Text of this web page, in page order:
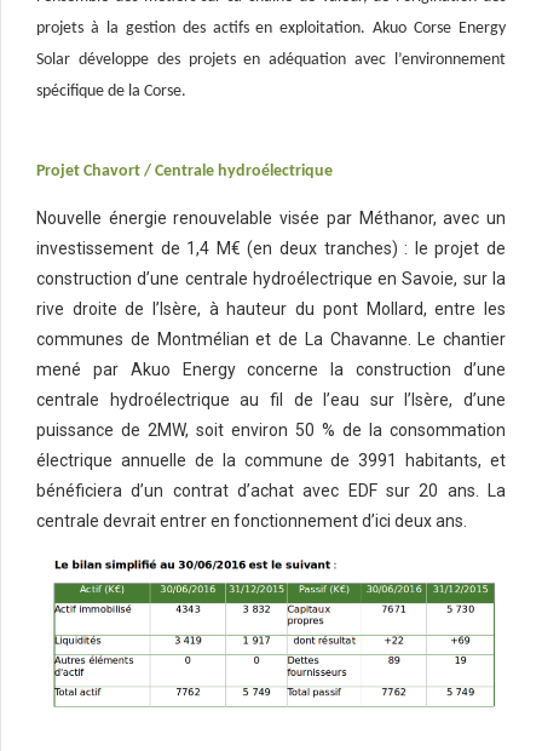
projets à la gestion des actifs en exploitation. Akuo Corse Energy
Solar développe des projets en adéquation avec l’environnement
spécifique de la Corse.
Projet Chavort / Centrale hydroélectrique
Nouvelle énergie renouvelable visée par Méthanor, avec un
investissement de 1,4 M€ (en deux tranches) : le projet de
construction d’une centrale hydroélectrique en Savoie, sur la
rive droite de l’Isère, à hauteur du pont Mollard, entre les
communes de Montmélian et de La Chavanne. Le chantier
mené par Akuo Energy concerne la construction d’une
centrale hydroélectrique au fil de l’eau sur l’Isère, d’une
puissance de 2MW, soit environ 50 % de la consommation
électrique annuelle de la commune de 3991 habitants, et
bénéficiera d’un contrat d’achat avec EDF sur 20 ans. La
centrale devrait entrer en fonctionnement d’ici deux ans.